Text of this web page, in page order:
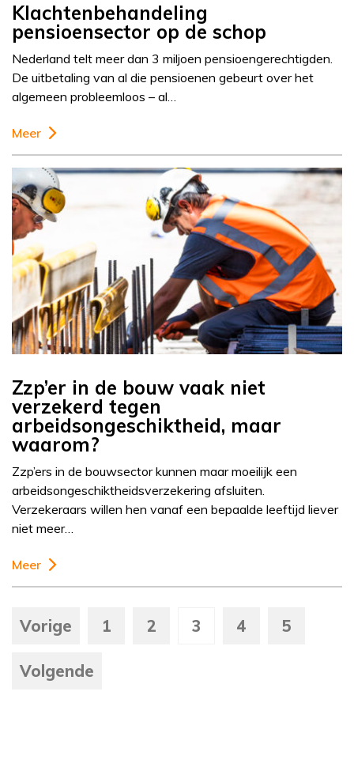
Klachtenbehandeling
pensioensector op de schop
Nederland telt meer dan 3 miljoen pensioengerechtigden.
De uitbetaling van al die pensioenen gebeurt over het
algemeen probleemloos – al…
Meer
Zzp’er in de bouw vaak niet
verzekerd tegen
arbeidsongeschiktheid, maar
waarom?
Zzp’ers in de bouwsector kunnen maar moeilijk een
arbeidsongeschiktheidsverzekering afsluiten.
Verzekeraars willen hen vanaf een bepaalde leeftijd liever
niet meer…
Meer
Vorige 1 2 3 4 5
Volgende